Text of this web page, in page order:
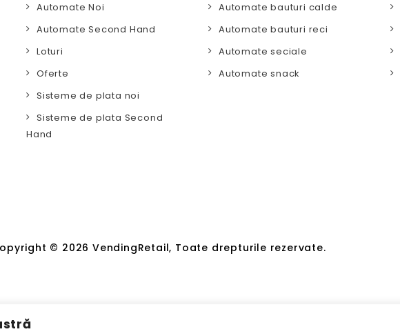
Automate Noi
Automate Second Hand
Loturi
Oferte
Sisteme de plata noi
Sisteme de plata Second
Hand
Automate bauturi calde
Automate bauturi reci
Automate seciale
Automate snack
© 2026 VendingRetail, Toate drepturile rezervate.